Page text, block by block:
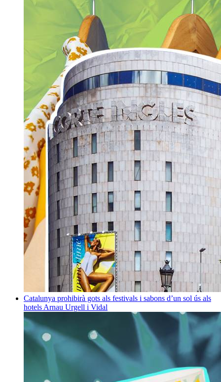
Catalunya prohibirà gots als festivals i sabons d’un sol ús als
hotels Arnau Urgell i Vidal